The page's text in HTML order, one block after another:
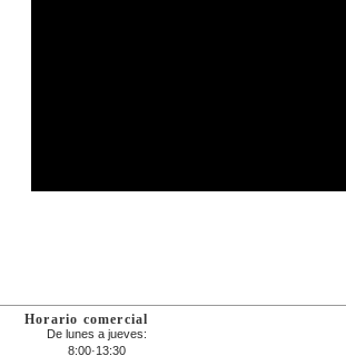
Horario comercial
De lunes a jueves:
8:00·13:30